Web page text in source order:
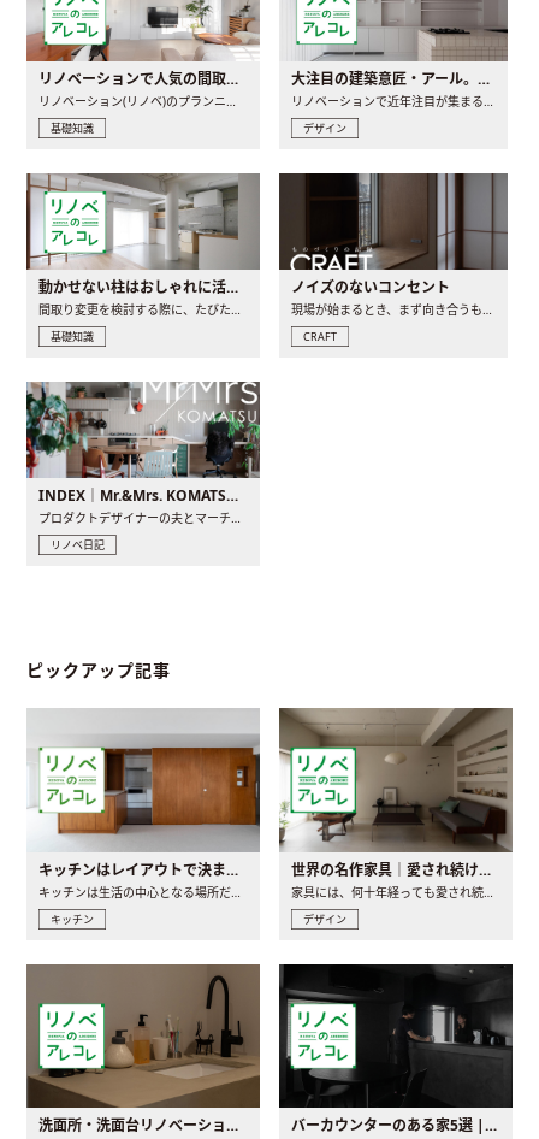
リノベーションで人気の間取りとは？トレンドの間取りと実例を徹底解説
リノベーション(リノベ)のプランニングで一番最初に決めるのは..
基礎知識
大注目の建築意匠・アール。人気の理由と空間に取り入れるポイント
リノベーションで近年注目が集まる建築意匠の一つであるアール..
デザイン
動かせない柱はおしゃれに活用！柱を魅せるリノベーション(リノベ)4選
間取り変更を検討する際に、たびたび皆さんの頭を悩ませる動か..
基礎知識
ノイズのないコンセント
現場が始まるとき、まず向き合うものの一つがコンセントです..
CRAFT
INDEX｜Mr.&Mrs. KOMATSU renovation diary
プロダクトデザイナーの夫とマーチャンダイザーの妻が、夫婦で..
リノベ日記
ピックアップ記事
キッチンはレイアウトで決まる。後悔しないための考え方と選び方
キッチンは生活の中心となる場所だからこそ、家の中のどこに置..
キッチン
世界の名作家具｜愛され続ける理由と一生モノとの出会い方
家具には、何十年経っても愛され続ける「名作」と呼ばれるもの..
デザイン
洗面所・洗面台リノベーションの事例と間取りアイデア バーカウンターのある家5選 | 日常に馴染む“距離の近い”キッチンとは